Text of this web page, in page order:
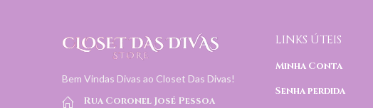
Bem Vindas Divas ao Closet Das Divas!
Rua Coronel José Pessoa
LINKS ÚTEIS
Minha Conta
Senha perdida